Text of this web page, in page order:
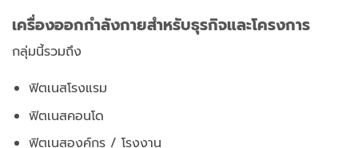
เครื่องออกกำลังกายสำหรับธุรกิจและโครงการ
กลุ่มนี้รวมถึง
ฟิตเนสโรงแรม
ฟิตเนสคอนโด
ฟิตเนสองค์กร / โรงงาน